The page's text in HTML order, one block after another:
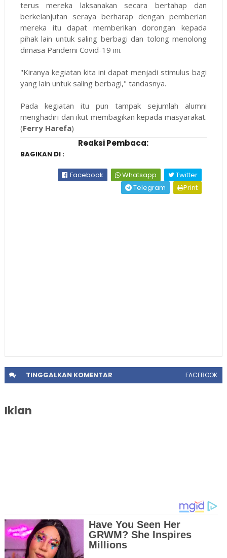
terus mereka laksanakan secara bertahap dan
berkelanjutan seraya berharap dengan pemberian
mereka itu dapat memberikan dorongan kepada
pihak lain untuk saling berbagi dan tolong menolong
dimasa Pandemi Covid-19 ini.
"Kiranya kegiatan kita ini dapat menjadi stimulus bagi
yang lain untuk saling berbagi," tandasnya.
Pada kegiatan itu pun tampak sejumlah alumni
menghadiri dan ikut membagikan kepada masyarakat.
(Ferry Harefa)
Reaksi Pembaca:
BAGIKAN DI :
Facebook Whatsapp
Twitter
Telegram
Print
TINGGALKANKOMENTAR FACEBOOK
Iklan